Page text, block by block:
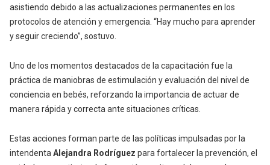
asistiendo debido a las actualizaciones permanentes en los
protocolos de atención y emergencia. “Hay mucho para aprender
y seguir creciendo”, sostuvo.
Uno de los momentos destacados de la capacitación fue la
práctica de maniobras de estimulación y evaluación del nivel de
conciencia en bebés, reforzando la importancia de actuar de
manera rápida y correcta ante situaciones críticas.
Estas acciones forman parte de las políticas impulsadas por la
intendentaAlejandra Rodríguez para fortalecer la prevención, el